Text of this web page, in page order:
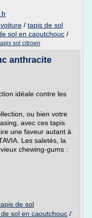
/ tapis de sol
sol en caoutchouc /
sol citroen
anthracite
idéale contre les
ou bien votre
avec ces tapis
une faveur autant à
Les saletés, la
chewing-gums :
de sol
sol en caoutchouc /